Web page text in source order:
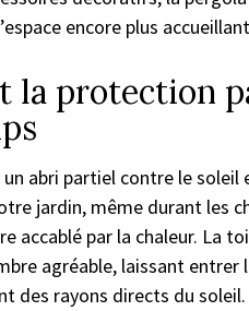
encore plus
la protection
abri partiel contre le soleil
jardin, même durant les
accablé par la chaleur. La
agréable, laissant entrer
des rayons directs du